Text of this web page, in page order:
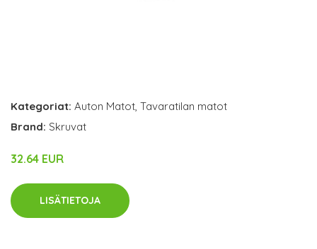
Kategoriat: Auton Matot, Tavaratilan matot
Brand: Skruvat
32.64 EUR
LISÄTIETOJA